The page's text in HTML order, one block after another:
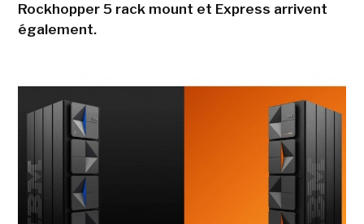
Rockhopper 5 rack mount et Express arrivent
également.